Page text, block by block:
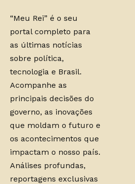
“Meu Rei” é o seu
portal completo para
as últimas notícias
sobre política,
tecnologia e Brasil.
Acompanhe as
principais decisões do
governo, as inovações
que moldam o futuro e
os acontecimentos que
impactam o nosso país.
Análises profundas,
reportagens exclusivas